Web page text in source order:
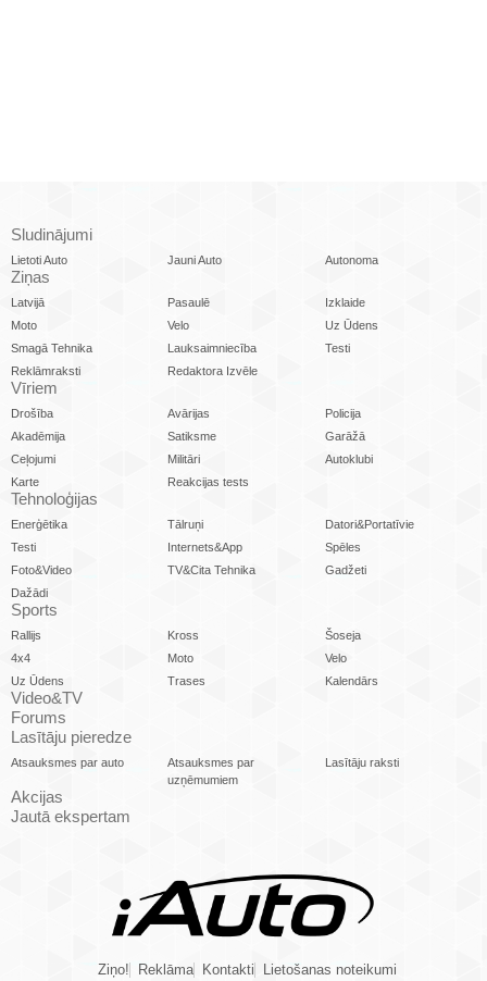
Sludinājumi
Lietoti Auto Jauni Auto Autonoma
Ziņas
Latvijā Pasaulē
Izklaide
Moto
Velo
Uz Ūdens
Smagā Tehnika
Lauksaimniecība
Testi
Reklāmraksti
Redaktora Izvēle
Vīriem
Drošība Avārijas
Policija
Akadēmija
Satiksme
Garāžā
Ceļojumi
Militāri
Autoklubi
Karte
Reakcijas tests
Tehnoloģijas
Enerģētika Tālruņi
Datori&Portatīvie
Testi
Internets&App
Spēles
Foto&Video
TV&Cita Tehnika
Gadžeti
Dažādi
Sports
Rallijs Kross
Šoseja
4x4
Moto
Velo
Uz Ūdens
Trases Kalendārs
Video&TV
Forums
Lasītāju pieredze
Atsauksmes par auto
Atsauksmes par
uzņēmumiem
Lasītāju raksti
Akcijas
Jautā ekspertam
Ziņo! Reklāma Kontakti Lietošanas noteikumi